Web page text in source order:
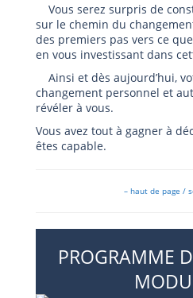
Vous serez surpris de
sur le chemin du
des premiers pas vers ce
en vous investissant dans
Ainsi et dès aujourd’hui,
changement personnel et
révéler à vous.
Vous avez tout à gagner à
êtes capable.
– haut de page /
PROGRAMME